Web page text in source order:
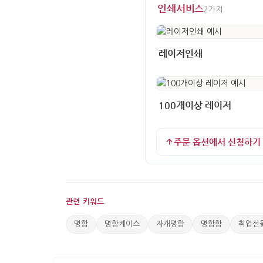
인쇄서비스2가지
레이저인쇄
100개이상 레이저
주문 옵션에서 신청하기
관련 키워드
명함 명함케이스 자개명함 명함함 취업선